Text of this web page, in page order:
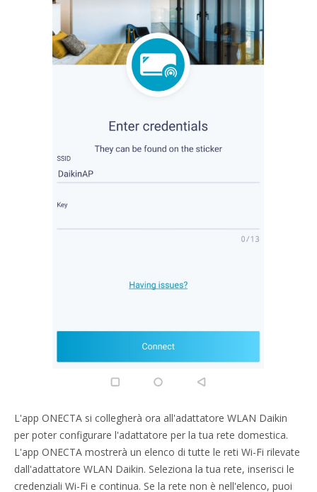
L'app ONECTA si collegherà ora all'adattatore WLAN Daikin
per poter configurare l'adattatore per la tua rete domestica.
L'app ONECTA mostrerà un elenco di tutte le reti Wi-Fi rilevate
dall'adattatore WLAN Daikin. Seleziona la tua rete, inserisci le
credenziali Wi-Fi e continua. Se la rete non è nell'elenco, puoi